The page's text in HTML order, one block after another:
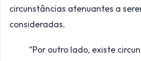
circunstâncias atenuantes a
consideradas.
“Por outro lado, existe